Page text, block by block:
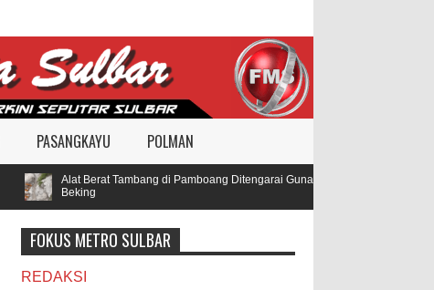
PASANGKAYU POLMAN
Alat Berat Tambang di Pamboang Ditengarai Gunakan BBM Subsidi, Oknum
Beking
FOKUS METRO SULBAR
REDAKSI